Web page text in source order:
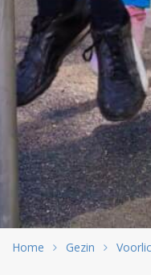
Home Gezin